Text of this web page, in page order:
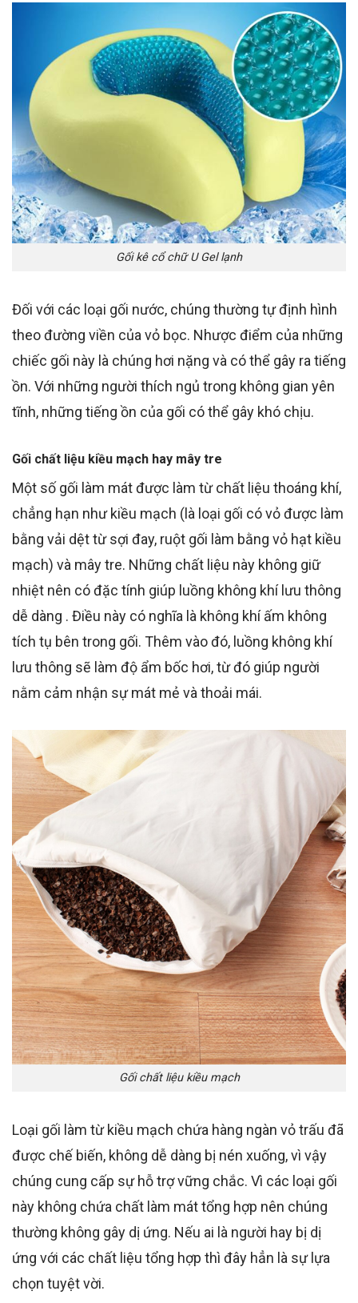
Gối kê cổ chữ U Gel lạnh
Đối với các loại gối nước, chúng thường tự định hình
theo đường viền của vỏ bọc. Nhược điểm của những
chiếc gối này là chúng hơi nặng và có thể gây ra tiếng
ồn. Với những người thích ngủ trong không gian yên
tĩnh, những tiếng ồn của gối có thể gây khó chịu.
Gối chất liệu kiều mạch hay mây tre
Một số gối làm mát được làm từ chất liệu thoáng khí,
chẳng hạn như kiều mạch ( là loại gối có vỏ được làm
bằng vải dệt từ sợi đay, ruột gối làm bằng vỏ hạt kiều
mạch) và mây tre. Những chất liệu này không giữ
nhiệt nên có đặc tính giúp luồng không khí lưu thông
dễ dàng . Điều này có nghĩa là không khí ấm không
tích tụ bên trong gối. Thêm vào đó, luồng không khí
lưu thông sẽ làm độ ẩm bốc hơi, từ đó giúp người
nằm cảm nhận sự mát mẻ và thoải mái.
Gối chất liệu kiều mạch
Loại gối làm từ kiều mạch chứa hàng ngàn vỏ trấu đã
được chế biến, không dễ dàng bị nén xuống, vì vậy
chúng cung cấp sự hỗ trợ vững chắc. Vì các loại gối
này không chứa chất làm mát tổng hợp nên chúng
thường không gây dị ứng. Nếu ai là người hay bị dị
ứng với các chất liệu tổng hợp thì đây hẳn là sự lựa
chọn tuyệt vời.